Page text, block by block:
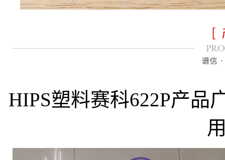
HIPS塑料赛科622P产品